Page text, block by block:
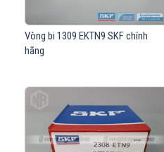
Vòng bi 1309 EKTN9 SKF chính
hãng